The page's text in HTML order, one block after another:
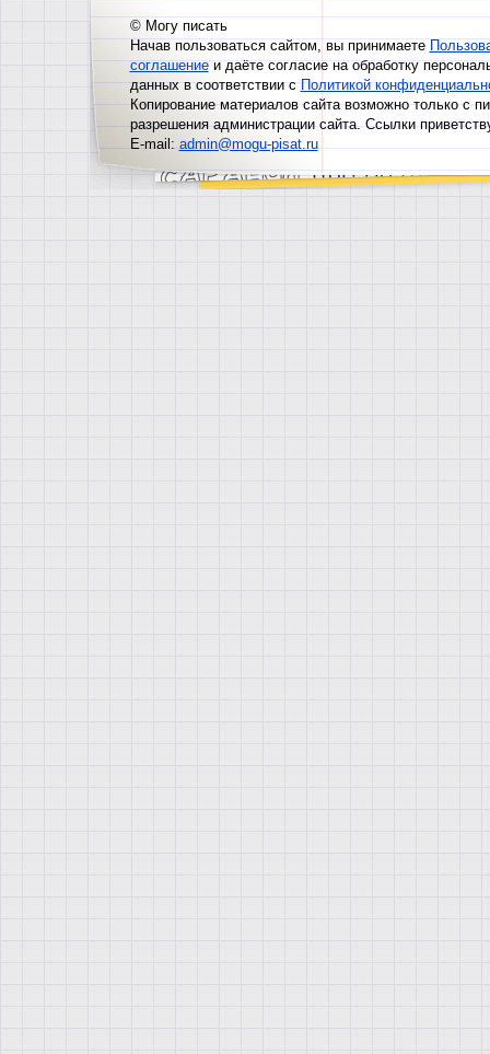
© Могу писать
Начав пользоваться сайтом, вы принимаете
соглашениеи даёте согласие на обработку
данных в соответствии сПолитикой
Копирование материалов сайта возможно только с
разрешения администрации сайта. Ссылки
E-mail:admin@mogu-pisat.ru